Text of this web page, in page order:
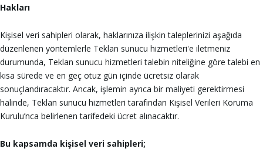
Hakları
Kişisel veri sahipleri olarak, haklarınıza ilişkin taleplerinizi aşağıda
düzenlenen yöntemlerle Teklan sunucu hizmetleri'e iletmeniz
durumunda, Teklan sunucu hizmetleri talebin niteliğine göre talebi en
kısa sürede ve en geç otuz gün içinde ücretsiz olarak
sonuçlandıracaktır. Ancak, işlemin ayrıca bir maliyeti gerektirmesi
halinde, Teklan sunucu hizmetleri tarafından Kişisel Verileri Koruma
Kurulu’nca belirlenen tarifedeki ücret alınacaktır.
Bu kapsamda kişisel veri sahipleri;